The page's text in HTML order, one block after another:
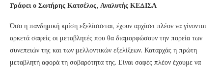
Γράφει ο Σωτήρης Κατσέλος, Αναλυτής ΚΕΔΙΣΑ
Όσο η πανδημική κρίση εξελίσσεται, έχουν αρχίσει πλέον να γίνονται
αρκετά σαφείς οι μεταβλητές που θα διαμορφώσουν την πορεία των
συνεπειών της και των μελλοντικών εξελίξεων. Καταρχάς η πρώτη
μεταβλητή αφορά τη σοβαρότητα της. Είναι σαφές πλέον έχουμε να